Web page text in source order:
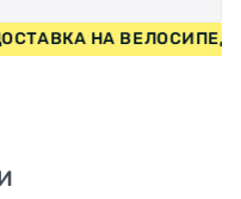
ДОСТАВКА НА